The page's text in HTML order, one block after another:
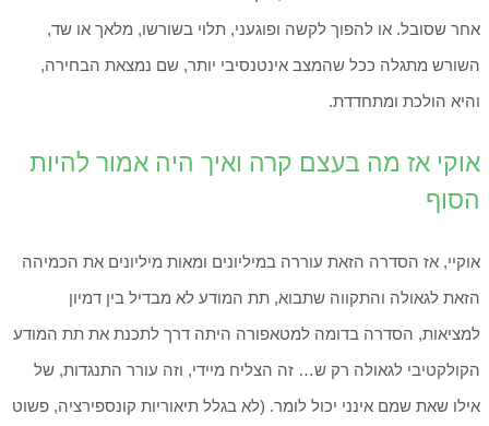
אחר שסובל. או להפוך לקשה ופוגעני, תלוי בשורשו, מלאך או שד,
השורש מתגלה ככל שהמצב אינטנסיבי יותר, שם נמצאת הבחירה,
והיא הולכת ומתחדדת.
אוקי אז מה בעצם קרה ואיך היה אמור להיות
הסוף
אוקיי, אז הסדרה הזאת עוררה במיליונים ומאות מיליונים את הכמיהה
הזאת לגאולה והתקווה שתבוא, תת המודע לא מבדיל בין דמיון
למציאות, הסדרה בדומה למטאפורה היתה דרך לתכנת את תת המודע
הקולקטיבי לגאולה רק ש… זה הצליח מיידי, וזה עורר התנגדות, של
אילו שאת שמם אינני יכול לומר. (לא בגלל תיאוריות קונספירציה, פשוט